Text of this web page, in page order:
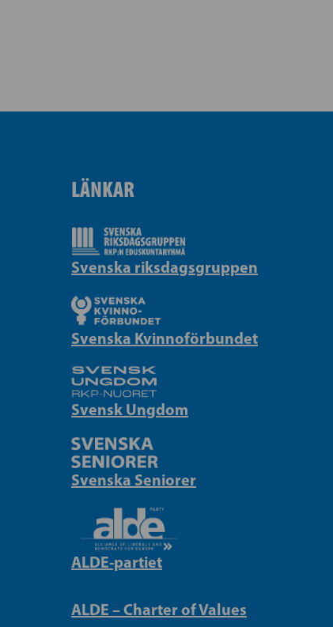
LÄNKAR
Svenska riksdagsgruppen
Svenska Kvinnoförbundet
Svensk Ungdom
Svenska Seniorer
ALDE-partiet
ALDE – Charter of Values